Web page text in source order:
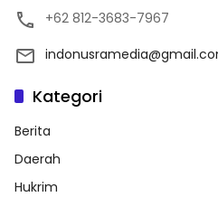
+62 812-3683-7967
Kategori
Berita
Daerah
Hukrim